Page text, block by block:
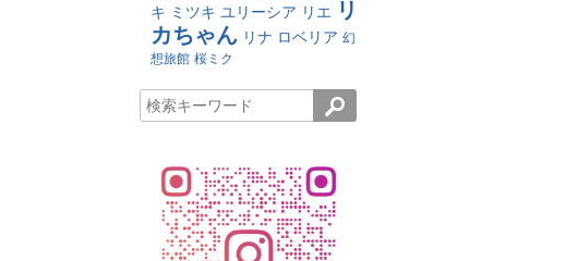
キ ミツキ ユリーシア リエ リ
カちゃん リナ ロベリア 幻
想旅館 桜ミク